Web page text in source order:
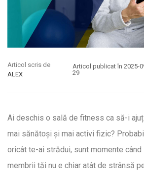
Articol scris de
ALEX
Articol publicat în 2025-
29
Ai deschis o sală de fitness ca să-i
mai sănătoși și mai activi fizic?
oricât te-ai strădui, sunt momente
membrii tăi nu e chiar atât de strânsă